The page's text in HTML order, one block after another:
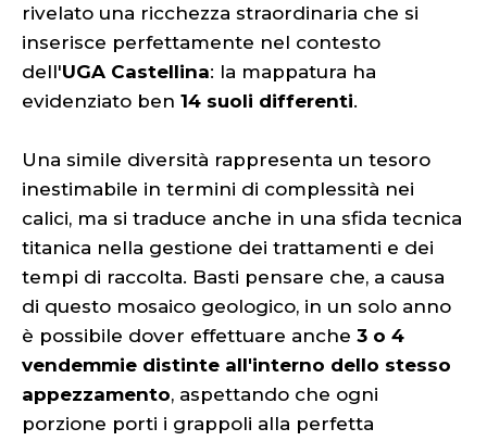
rivelato una ricchezza straordinaria che si
inserisce perfettamente nel contesto
dell'UGA Castellina: la mappatura ha
evidenziato ben 14 suoli differenti.
Una simile diversità rappresenta un tesoro
inestimabile in termini di complessità nei
calici, ma si traduce anche in una sfida tecnica
titanica nella gestione dei trattamenti e dei
tempi di raccolta. Basti pensare che, a causa
di questo mosaico geologico, in un solo anno
è possibile dover effettuare anche 3 o 4
vendemmie distinte all'interno dello stesso
appezzamento, aspettando che ogni
porzione porti i grappoli alla perfetta